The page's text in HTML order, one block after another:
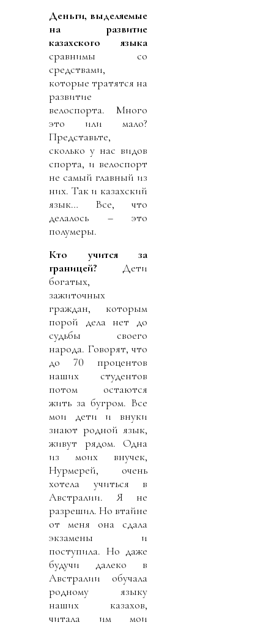
Деньги, выделяемые
на развитие
казахского языка
сравнимы со
средствами,
которые тратятся на
развитие
велоспорта. Много
это или мало?
Представьте,
сколько у нас видов
спорта, и велоспорт
не самый главный из
них. Так и казахский
язык… Все, что
делалось – это
полумеры.
Кто учится за
границей? Дети
богатых,
зажиточных
граждан, которым
порой дела нет до
судьбы своего
народа. Говорят, что
до 70 процентов
наших студентов
потом остаются
жить за бугром. Все
мои дети и внуки
знают родной язык,
живут рядом. Одна
из моих внучек,
Нурмерей, очень
хотела учиться в
Австралии. Я не
разрешил. Но втайне
от меня она сдала
экзамены и
поступила. Но даже
будучи далеко в
Австралии обучала
родному языку
наших казахов,
читала им мои